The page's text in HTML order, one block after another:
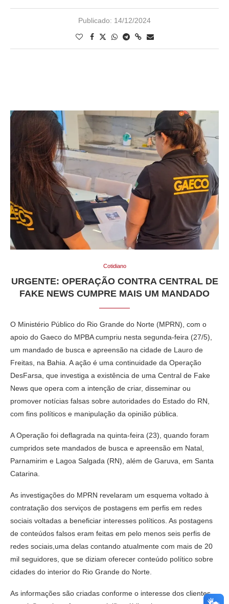
Publicado: 14/12/2024
Cotidiano
URGENTE: OPERAÇÃO CONTRA CENTRAL DE
FAKE NEWS CUMPRE MAIS UM MANDADO
O Ministério Público do Rio Grande do Norte (MPRN), com o
apoio do Gaeco do MPBA cumpriu nesta segunda-feira (27/5),
um mandado de busca e apreensão na cidade de Lauro de
Freitas, na Bahia. A ação é uma continuidade da Operação
DesFarsa, que investiga a existência de uma Central de Fake
News que opera com a intenção de criar, disseminar ou
promover notícias falsas sobre autoridades do Estado do RN,
com fins políticos e manipulação da opinião pública.
A Operação foi deflagrada na quinta-feira (23), quando foram
cumpridos sete mandados de busca e apreensão em Natal,
Parnamirim e Lagoa Salgada (RN), além de Garuva, em Santa
Catarina.
As investigações do MPRN revelaram um esquema voltado à
contratação dos serviços de postagens em perfis em redes
sociais voltadas a beneficiar interesses políticos. As postagens
de conteúdos falsos eram feitas em pelo menos seis perfis de
redes sociais,uma delas contando atualmente com mais de 20
mil seguidores, que se diziam oferecer conteúdo político sobre
cidades do interior do Rio Grande do Norte.
As informações são criadas conforme o interesse dos clientes